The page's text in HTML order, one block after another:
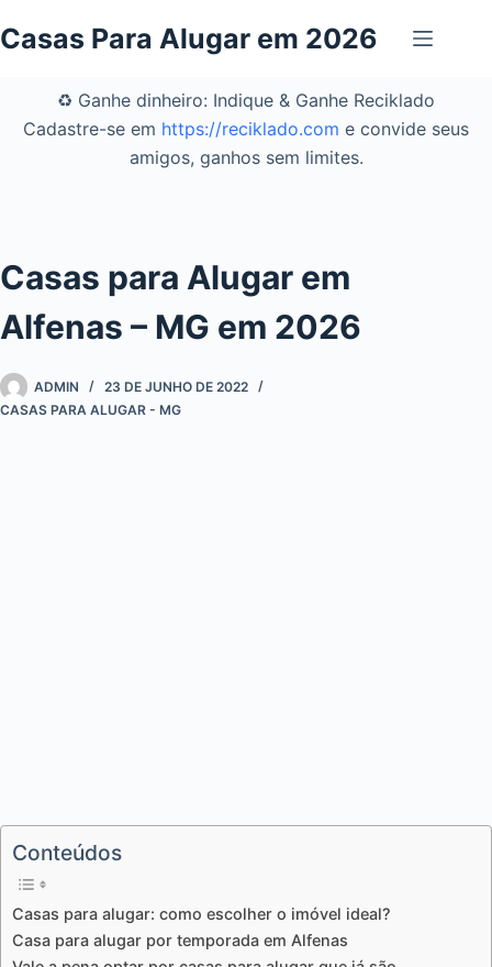
para
conteúdo
Casas Para Alugar em 2026
♻️ Ganhe dinheiro: Indique & Ganhe Reciklado
Cadastre-se em https://reciklado.com e convide seus
amigos, ganhos sem limites.
Casas para Alugar em
Alfenas – MG em 2026
ADMIN
23 DE JUNHO DE 2022
CASAS PARA ALUGAR - MG
Conteúdos
Casas para alugar: como escolher o imóvel ideal?
Casa para alugar por temporada em Alfenas